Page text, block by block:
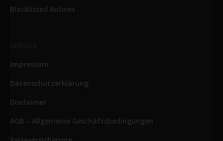
Blacklisted Airlines
Impressum
Datenschutzerklärung
Disclaimer
AGB – Allgemeine Geschäftsbedingungen